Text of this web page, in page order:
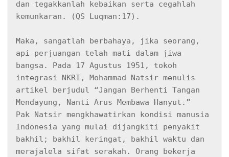
dan tegakkanlah kebaikan serta cegahlah
kemunkaran. (QS Luqman:17).
Maka, sangatlah berbahaya, jika seorang,
api perjuangan telah mati dalam jiwa
bangsa. Pada 17 Agustus 1951, tokoh
integrasi NKRI, Mohammad Natsir menulis
artikel berjudul “Jangan Berhenti Tangan
Mendayung, Nanti Arus Membawa Hanyut.”
Pak Natsir mengkhawatirkan kondisi manusia
Indonesia yang mulai dijangkiti penyakit
bakhil; bakhil keringat, bakhil waktu dan
merajalela sifat serakah. Orang bekerja